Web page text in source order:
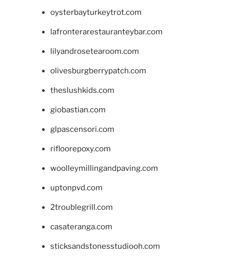
oysterbayturkeytrot.com
lafronterarestauranteybar.com
lilyandrosetearoom.com
olivesburgberrypatch.com
theslushkids.com
giobastian.com
glpascensori.com
rifloorepoxy.com
woolleymillingandpaving.com
uptonpvd.com
2troublegrill.com
casateranga.com
sticksandstonesstudiooh.com